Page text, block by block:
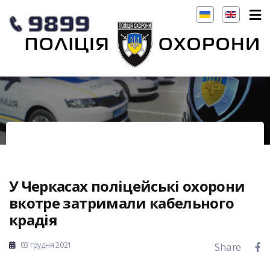
У Черкасах поліцейські охорони
вкотре затримали кабельного
крадія
03 грудня 2021 Share